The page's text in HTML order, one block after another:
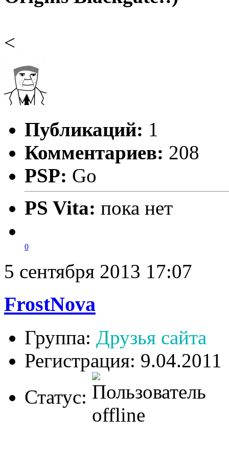
<
Публикаций: 1
Комментариев: 208
PSP: Go
PS Vita: пока нет
0
5 сентября 2013 17:07
FrostNova
Группа: Друзья сайта
Регистрация: 9.04.2011
Статус: